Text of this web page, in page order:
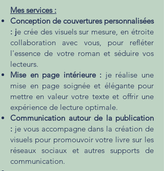
Mes services :
Conception de couvertures personnalisées
: je crée des visuels sur mesure, en étroite
collaboration avec vous, pour refléter
l'essence de votre roman et séduire vos
lecteurs.
Mise en page intérieure : je réalise une
mise en page soignée et élégante pour
mettre en valeur votre texte et offrir une
expérience de lecture optimale.
Communication autour de la publication
: je vous accompagne dans la création de
visuels pour promouvoir votre livre sur les
réseaux sociaux et autres supports de
communication.